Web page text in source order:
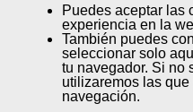
Puedes aceptarlas
experiencia en la
También puedes
seleccionar solo
tu navegador. Si no
utilizaremos las
navegación.
acuerdos académicos.
Porque tenemos un
Gracias al amplio